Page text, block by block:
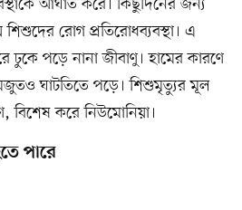
রোগ প্রতিরোধব্যবস্থা। এ
ঢুকে পড়ে নানা জীবাণু। হামের কারণে
ঘাটতিতে পড়ে। শিশুমৃত্যুর মূল
বিশেষ করে নিউমোনিয়া।
পারে